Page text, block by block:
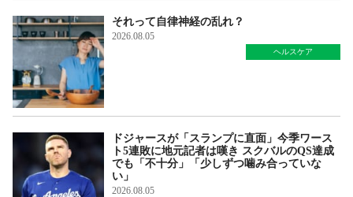
それって自律神経の乱れ？
2026.08.05
ヘルスケア
ドジャースが「スランプに直面」今季ワース
ト5連敗に地元記者は嘆き スクバルのQS達成
でも「不十分」「少しずつ噛み合っていな
い」
2026.08.05